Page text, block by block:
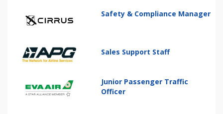
Safety & Compliance Manager
Sales Support Staff
Junior Passenger Traffic
Officer